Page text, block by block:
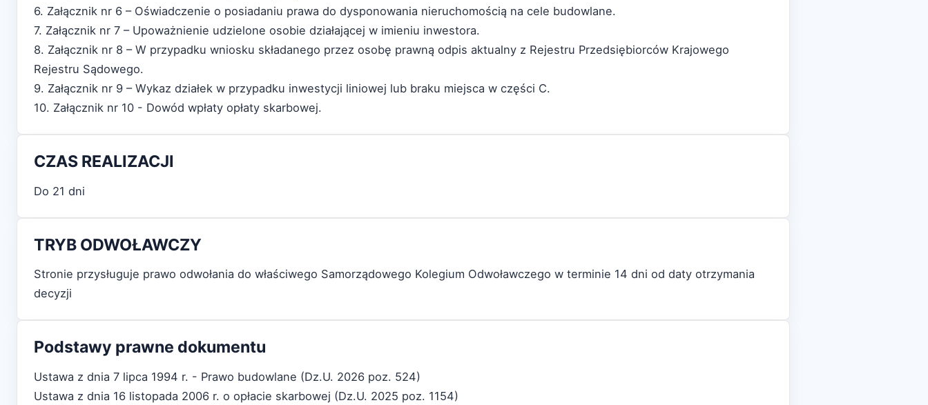
6. Załącznik nr 6 – Oświadczenie o posiadaniu prawa do dysponowania nieruchomością na cele budowlane.
7. Załącznik nr 7 – Upoważnienie udzielone osobie działającej w imieniu inwestora.
8. Załącznik nr 8 – W przypadku wniosku składanego przez osobę prawną odpis aktualny z Rejestru Przedsiębiorców Krajowego
Rejestru Sądowego.
9. Załącznik nr 9 – Wykaz działek w przypadku inwestycji liniowej lub braku miejsca w części C.
10. Załącznik nr 10 - Dowód wpłaty opłaty skarbowej.
CZAS REALIZACJI
Do 21 dni
TRYB ODWOŁAWCZY
Stronie przysługuje prawo odwołania do właściwego Samorządowego Kolegium Odwoławczego w terminie 14 dni od daty otrzymania
decyzji
Podstawy prawne dokumentu
Ustawa z dnia 7 lipca 1994 r. - Prawo budowlane (Dz.U. 2026 poz. 524)
Ustawa z dnia 16 listopada 2006 r. o opłacie skarbowej (Dz.U. 2025 poz. 1154)